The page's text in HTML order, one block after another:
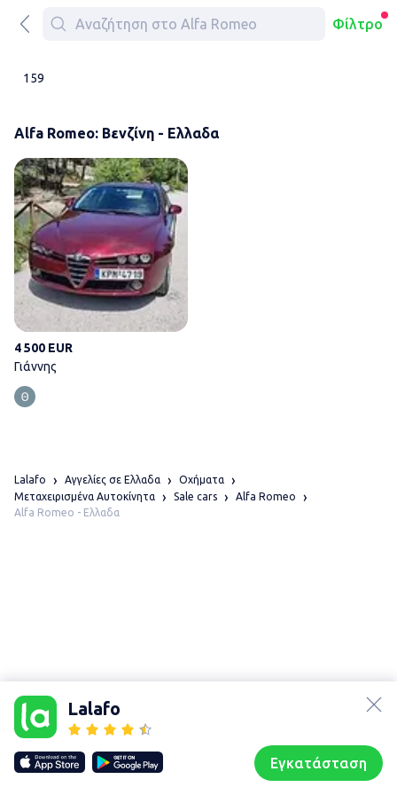
Φίλτρο
159
Alfa Romeo: Βενζίνη - Ελλαδα
4 500 EUR
Γιάννης
Lalafo
Εγκατάσταση
Lalafo Αγγελίες σε Ελλαδα
Οχήματα
Μεταχειρισμένα Αυτοκίνητα
Sale cars
Alfa Romeo
Alfa Romeo - Ελλαδα
Our websites
lalafo.kg
lalafo.rs
lalafo.pl
Sitemap
Συζητήσεις Προφίλ